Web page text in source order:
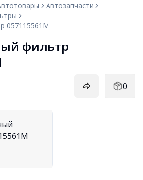
Автозапчасти
057115561M
фильтр
0